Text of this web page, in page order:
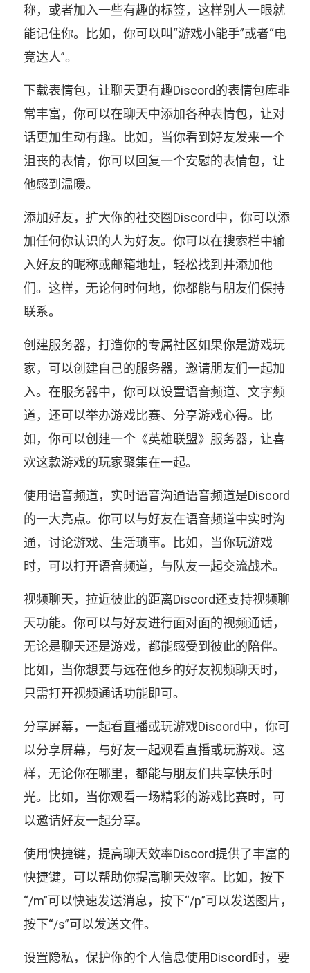
称，或者加入一些有趣的标签，这样别人一眼就
能记住你。比如，你可以叫“游戏小能手”或者“电
竞达人”。
下载表情包，让聊天更有趣Discord的表情包库非
常丰富，你可以在聊天中添加各种表情包，让对
话更加生动有趣。比如，当你看到好友发来一个
沮丧的表情，你可以回复一个安慰的表情包，让
他感到温暖。
添加好友，扩大你的社交圈Discord中，你可以添
加任何你认识的人为好友。你可以在搜索栏中输
入好友的昵称或邮箱地址，轻松找到并添加他
们。这样，无论何时何地，你都能与朋友们保持
联系。
创建服务器，打造你的专属社区如果你是游戏玩
家，可以创建自己的服务器，邀请朋友们一起加
入。在服务器中，你可以设置语音频道、文字频
道，还可以举办游戏比赛、分享游戏心得。比
如，你可以创建一个《英雄联盟》服务器，让喜
欢这款游戏的玩家聚集在一起。
使用语音频道，实时语音沟通语音频道是Discord
的一大亮点。你可以与好友在语音频道中实时沟
通，讨论游戏、生活琐事。比如，当你玩游戏
时，可以打开语音频道，与队友一起交流战术。
视频聊天，拉近彼此的距离Discord还支持视频聊
天功能。你可以与好友进行面对面的视频通话，
无论是聊天还是游戏，都能感受到彼此的陪伴。
比如，当你想要与远在他乡的好友视频聊天时，
只需打开视频通话功能即可。
分享屏幕，一起看直播或玩游戏Discord中，你可
以分享屏幕，与好友一起观看直播或玩游戏。这
样，无论你在哪里，都能与朋友们共享快乐时
光。比如，当你观看一场精彩的游戏比赛时，可
以邀请好友一起分享。
使用快捷键，提高聊天效率Discord提供了丰富的
快捷键，可以帮助你提高聊天效率。比如，按下
“/m”可以快速发送消息，按下“/p”可以发送图片，
按下“/s”可以发送文件。
设置隐私，保护你的个人信息使用Discord时，要